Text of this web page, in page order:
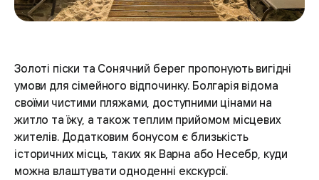
Золоті піски та Сонячний берег пропонують вигідні
умови для сімейного відпочинку. Болгарія відома
своїми чистими пляжами, доступними цінами на
житло та їжу, а також теплим прийомом місцевих
жителів. Додатковим бонусом є близькість
історичних місць, таких як Варна або Несебр, куди
можна влаштувати одноденні екскурсії.